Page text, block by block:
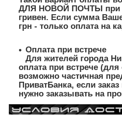
ДЛЯ НОВОЙ ПОЧТЫ при
гривен. Если сумма
грн - только оплата на
Оплата при встрече
Для жителей города
оплата при встрече
возможно частичная
ПриватБанка, если
нужно заказывать на